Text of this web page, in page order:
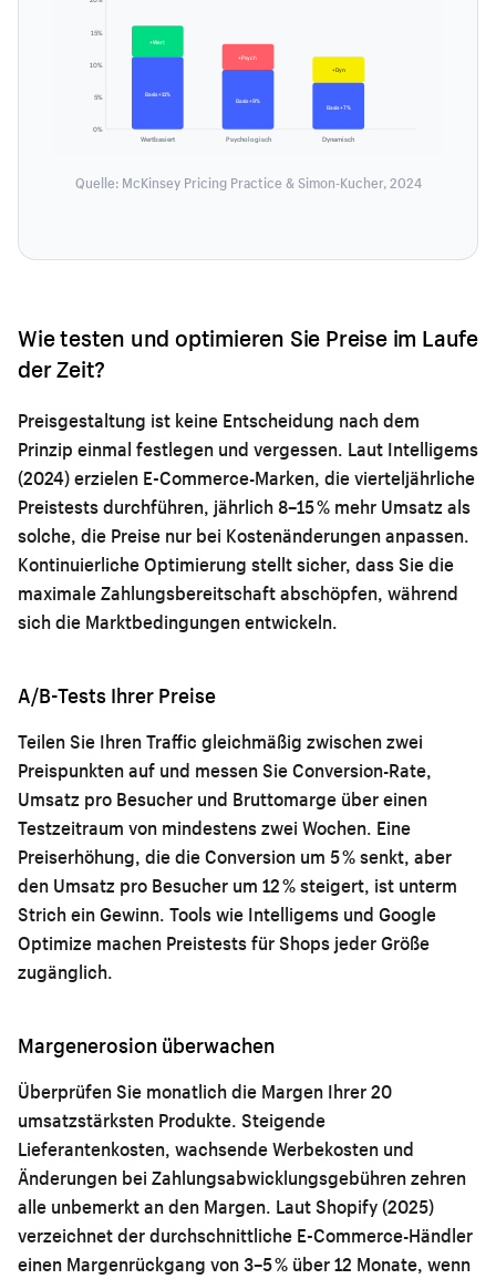
0%
5%
10%
15%
Basis +11%
+Wert
Wertbasiert
Basis +9%
+Psych
Psychologisch
Basis +7%
+Dyn
Dynamisch
Quelle: McKinsey Pricing Practice & Simon-Kucher, 2024
Wie testen und optimieren Sie Preise im Laufe
der Zeit?
Preisgestaltung ist keine Entscheidung nach dem
Prinzip einmal festlegen und vergessen. Laut Intelligems
(2024) erzielen E-Commerce-Marken, die vierteljährliche
Preistests durchführen, jährlich 8–15 % mehr Umsatz als
solche, die Preise nur bei Kostenänderungen anpassen.
Kontinuierliche Optimierung stellt sicher, dass Sie die
maximale Zahlungsbereitschaft abschöpfen, während
sich die Marktbedingungen entwickeln.
A/B-Tests Ihrer Preise
Teilen Sie Ihren Traffic gleichmäßig zwischen zwei
Preispunkten auf und messen Sie Conversion-Rate,
Umsatz pro Besucher und Bruttomarge über einen
Testzeitraum von mindestens zwei Wochen. Eine
Preiserhöhung, die die Conversion um 5 % senkt, aber
den Umsatz pro Besucher um 12 % steigert, ist unterm
Strich ein Gewinn. Tools wie Intelligems und Google
Optimize machen Preistests für Shops jeder Größe
zugänglich.
Margenerosion überwachen
Überprüfen Sie monatlich die Margen Ihrer 20
umsatzstärksten Produkte. Steigende
Lieferantenkosten, wachsende Werbekosten und
Änderungen bei Zahlungsabwicklungsgebühren zehren
alle unbemerkt an den Margen. Laut Shopify (2025)
verzeichnet der durchschnittliche E-Commerce-Händler
einen Margenrückgang von 3–5 % über 12 Monate, wenn